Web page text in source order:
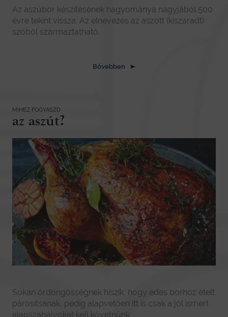
Az aszúbor készítésének hagyománya nagyjából 500
évre tekint vissza. Az elnevezés az aszott (kiszáradt)
szóból származtatható.
Bővebben
MIHEZ FOGYASZD
az aszút?
Sokan ördöngösségnek hiszik, hogy édes borhoz ételt
párosítsanak, pedig alapvetően itt is csak a jól ismert
alapszabályokat kell követnünk.